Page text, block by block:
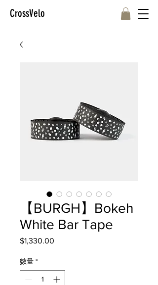
CrossVelo
【BURGH】Bokeh
White Bar Tape
$1,330.00
數量 *